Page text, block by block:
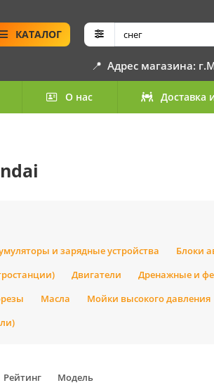
КАТАЛОГ
📍 Адрес магазина:
О нас Доставка
и зарядные устройства Блоки
Двигатели Дренажные и
Масла Мойки высокого давления
Рейтинг Модель